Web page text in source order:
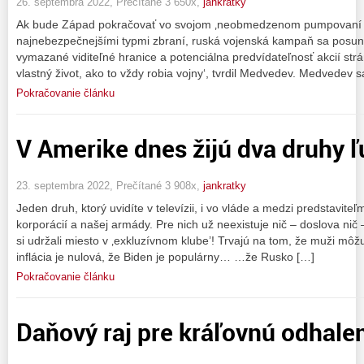
Ak bude Západ pokračovať vo svojom ‚neobmedzenom
najnebezpečnejšími typmi zbraní, ruská vojenská kampaň sa
vymazané viditeľné hranice a potenciálna predvídateľnosť akcií
vlastný život, ako to vždy robia vojny‘, tvrdil Medvedev. Medvedev
Pokračovanie článku
V Amerike dnes žijú dva druhy
23. septembra 2022, Prečítané 3 908x, jankratky
Jeden druh, ktorý uvidíte v televízii, i vo vláde a medzi
korporácií a našej armády. Pre nich už neexistuje nič – doslova
si udržali miesto v ‚exkluzívnom klube’! Trvajú na tom, že muži
inflácia je nulová, že Biden je populárny… …že Rusko […]
Pokračovanie článku
Daňový raj pre kráľovnú